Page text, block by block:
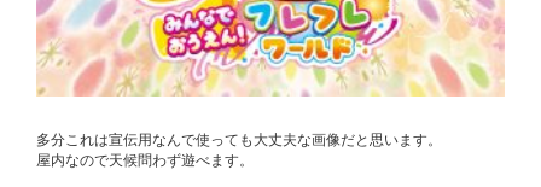
多分これは宣伝用なんで使っても大丈夫な画像だと思います。
屋内なので天候問わず遊べます。